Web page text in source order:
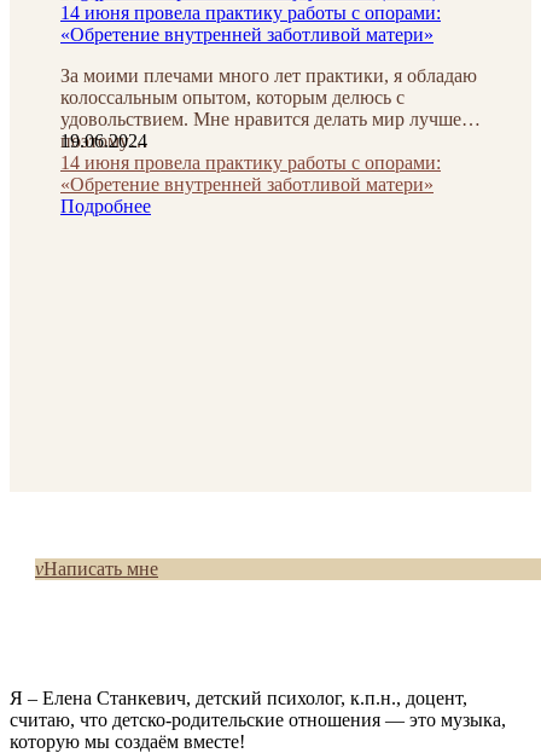
14 июня провела практику работы с опорами:
«Обретение внутренней заботливой матери»
За моими плечами много лет практики, я обладаю
колоссальным опытом, которым делюсь с
удовольствием. Мне нравится делать мир лучше,
поэтому…
19.06.2024
14 июня провела практику работы с опорами:
«Обретение внутренней заботливой матери»
Подробнее
vНаписать мне
Я – Елена Станкевич, детский психолог, к.п.н., доцент,
считаю, что детско-родительские отношения — это музыка,
которую мы создаём вместе!